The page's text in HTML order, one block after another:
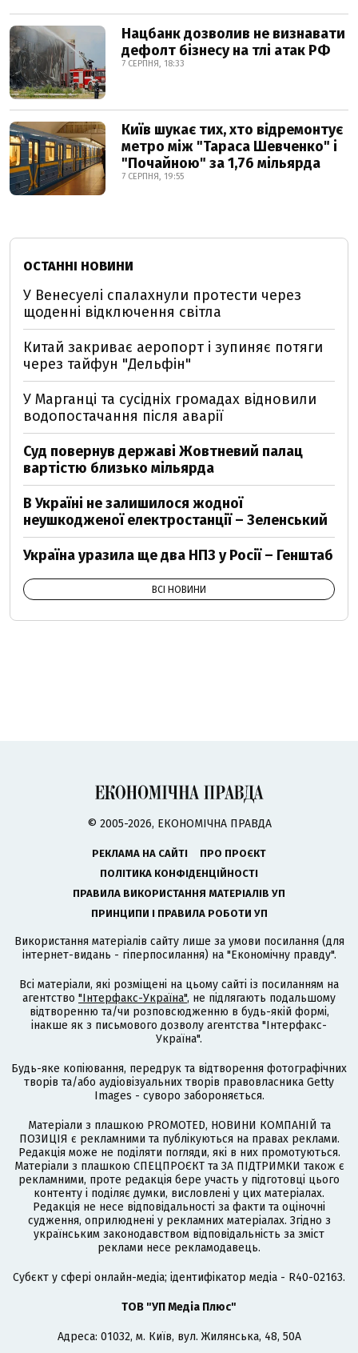
Нацбанк дозволив не визнавати
дефолт бізнесу на тлі атак РФ
7 СЕРПНЯ, 18:33
Київ шукає тих, хто відремонтує
метро між "Тараса Шевченко" і
"Почайною" за 1,76 мільярда
7 СЕРПНЯ, 19:55
ОСТАННІ НОВИНИ
У Венесуелі спалахнули протести через
щоденні відключення світла
Китай закриває аеропорт і зупиняє потяги
через тайфун "Дельфін"
У Марганці та сусідніх громадах відновили
водопостачання після аварії
Суд повернув державі Жовтневий палац
вартістю близько мільярда
В Україні не залишилося жодної
неушкодженої електростанції – Зеленський
Україна уразила ще два НПЗ у Росії – Генштаб
ВСІ НОВИНИ
© 2005-2026, ЕКОНОМІЧНА ПРАВДА
РЕКЛАМА НА САЙТІ
ПРО ПРОЄКТ
ПОЛІТИКА КОНФІДЕНЦІЙНОСТІ
ПРАВИЛА ВИКОРИСТАННЯ МАТЕРІАЛІВ УП
ПРИНЦИПИ І ПРАВИЛА РОБОТИ УП
Використання матеріалів сайту лише за умови посилання (для
інтернет-видань - гіперпосилання) на "Економічну правду".
Всі матеріали, які розміщені на цьому сайті із посиланням на
агентство "Інтерфакс-Україна", не підлягають подальшому
відтворенню та/чи розповсюдженню в будь-якій формі,
інакше як з письмового дозволу агентства "Інтерфакс-
Україна".
Будь-яке копіювання, передрук та відтворення фотографічних
творів та/або аудіовізуальних творів правовласника Getty
Images - суворо забороняється.
Матеріали з плашкою PROMOTED, НОВИНИ КОМПАНІЙ та
ПОЗИЦІЯ є рекламними та публікуються на правах реклами.
Редакція може не поділяти погляди, які в них промотуються.
Матеріали з плашкою СПЕЦПРОЄКТ та ЗА ПІДТРИМКИ також є
рекламними, проте редакція бере участь у підготовці цього
контенту і поділяє думки, висловлені у цих матеріалах.
Редакція не несе відповідальності за факти та оціночні
судження, оприлюднені у рекламних матеріалах. Згідно з
українським законодавством відповідальність за зміст
реклами несе рекламодавець.
Cубєкт у сфері онлайн-медіа; ідентифікатор медіа - R40-02163.
ТОВ "УП Медіа Плюс"
Адреса: 01032, м. Київ, вул. Жилянська, 48, 50А